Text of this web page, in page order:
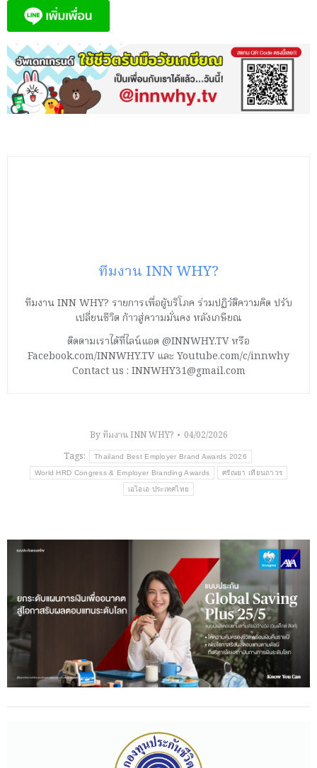
ทีมงาน INN WHY?
ทีมงาน INN WHY? รายการเพื่อผู้บริโภค ร่วมปฏิวัติความคิด ปรับ
เปลี่ยนชีวิต ก้าวสู่ความมั่นคง หลังเกษียณ
ติดตามเราได้ที่ไลน์แอด @INNWHY.TV หรือ
Facebook.com/INNWHY.TV และ Youtube.com/c/innwhy
Contact us : INNWHY31@gmail.com
Byทีมงาน INN WHY?
04/02/2026
Tags:
Thailand Best Employer Brand Awards 2026
World HRD Congress & Employer Branding Awards ศรัณยา เทียนถาวร
เอไอเอ ประเทศไทย